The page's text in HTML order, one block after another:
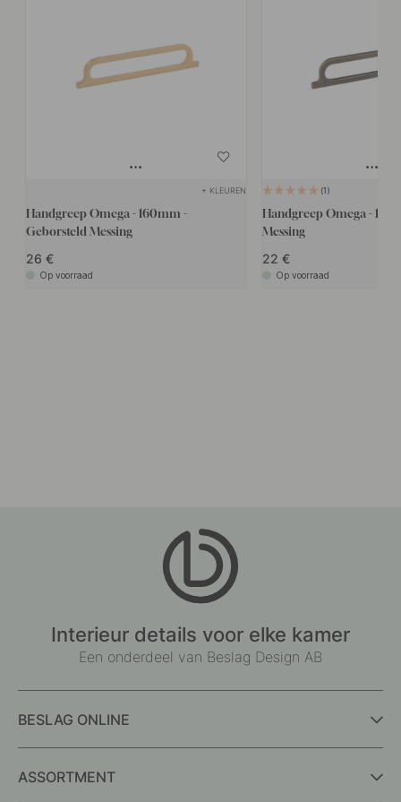
+ KLEUREN
Handgreep Omega - 160mm -
Geborsteld Messing
26
Op voorraad
1
Handgreep Omega -
Messing
22
Op voorraad
Interieur details voor elke kamer
Een onderdeel van Beslag Design AB
BESLAG ONLINE
ASSORTMENT